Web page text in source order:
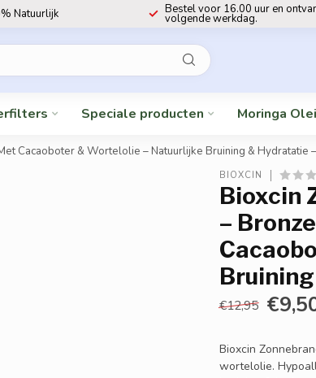
Natuurlijk Bestel voor 16.00 uur en
volgende werkdag.
Speciale producten Moringa
Cacaoboter & Wortelolie – Natuurlijke Bruining & Hydratatie
BIOXCIN
Bioxcin
–
€12,95
Bioxcin
wortelolie.